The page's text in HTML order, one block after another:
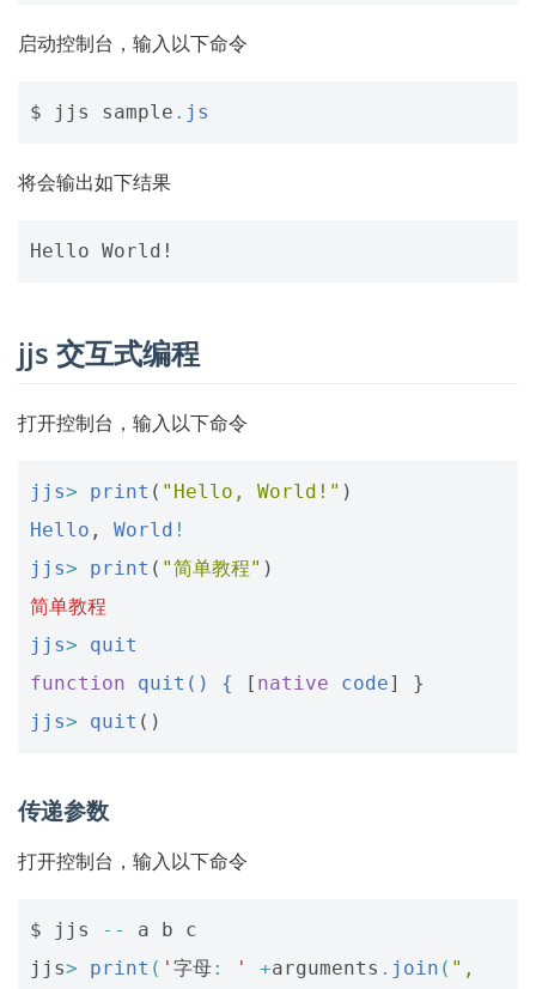
启动控制台，输入以下命令
$ jjs sample . js
将会输出如下结果
jjs 交互式编程
打开控制台，输入以下命令
jjs> print ( "Hello, World!" )
Hello , World !
jjs> print ( "简单教程" )
简单教程
jjs>
quit
function
quit() { [ native code]
}
jjs> quit ()
传递参数
打开控制台，输入以下命令
$ jjs -- a b
c
jjs> print ( ' 字母: ' +arguments . join ( ",